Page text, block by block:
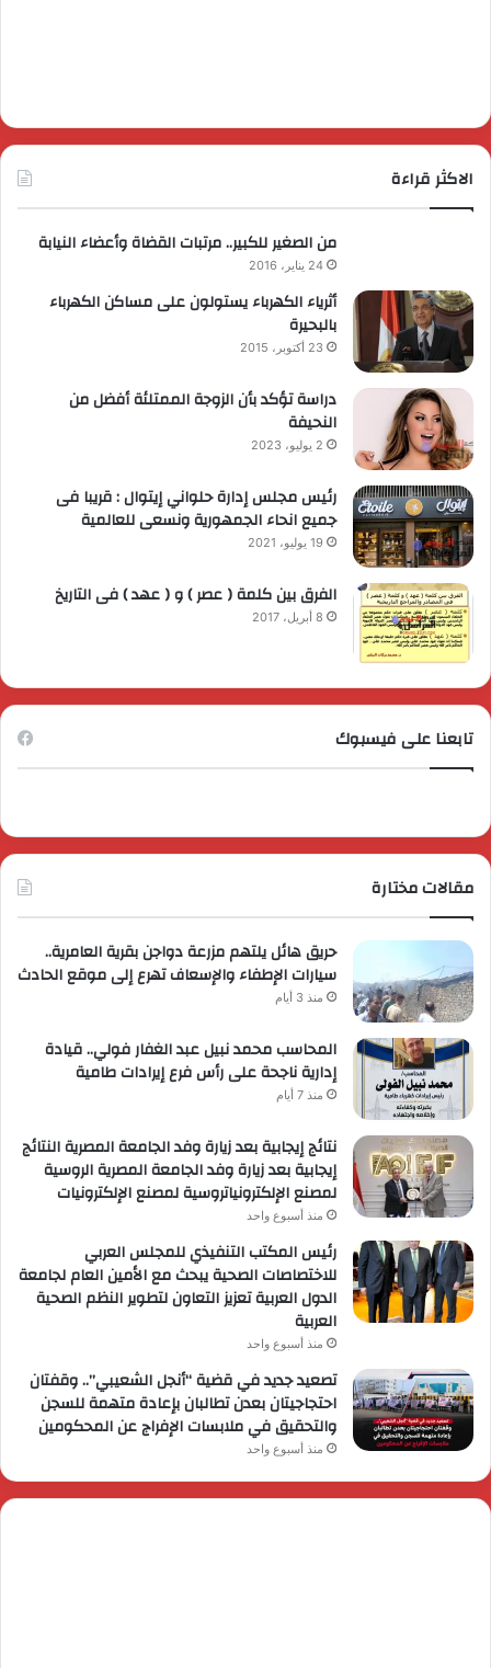
الاكثر قراءة
من الصغير للكبير.. مرتبات القضاة وأعضاء النيابة
24 يناير، 2016
أثرياء الكهرباء يستولون على مساكن الكهرباء
بالبحيرة
23 أكتوبر، 2015
دراسة تؤكد بأن الزوجة الممتلئة أفضل من
النحيفة
2 يوليو، 2023
رئيس مجلس إدارة حلواني إيتوال : قريبا فى
جميع انحاء الجمهورية ونسعى للعالمية
19 يوليو، 2021
الفرق بين كلمة ( عصر ) و ( عهد ) فى التاريخ
8 أبريل، 2017
تابعنا على فيسبوك
مقالات مختارة
حريق هائل يلتهم مزرعة دواجن بقرية العامرية..
سيارات الإطفاء والإسعاف تهرع إلى موقع الحادث
منذ 3 أيام
المحاسب محمد نبيل عبد الغفار فولي.. قيادة
إدارية ناجحة على رأس فرع إيرادات طامية
منذ 7 أيام
نتائج إيجابية بعد زيارة وفد الجامعة المصرية النتائج
إيجابية بعد زيارة وفد الجامعة المصرية الروسية
لمصنع الإلكترونياتروسية لمصنع الإلكترونيات
منذ أسبوع واحد
رئيس المكتب التنفيذي للمجلس العربي
للاختصاصات الصحية يبحث مع الأمين العام لجامعة
الدول العربية تعزيز التعاون لتطوير النظم الصحية
العربية
منذ أسبوع واحد
تصعيد جديد في قضية “أنجل الشعيبي”.. وقفتان
احتجاجيتان بعدن تطالبان بإعادة متهمة للسجن
والتحقيق في ملابسات الإفراج عن المحكومين
منذ أسبوع واحد